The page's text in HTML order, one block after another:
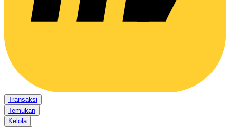
Transaksi
Temukan
Kelola